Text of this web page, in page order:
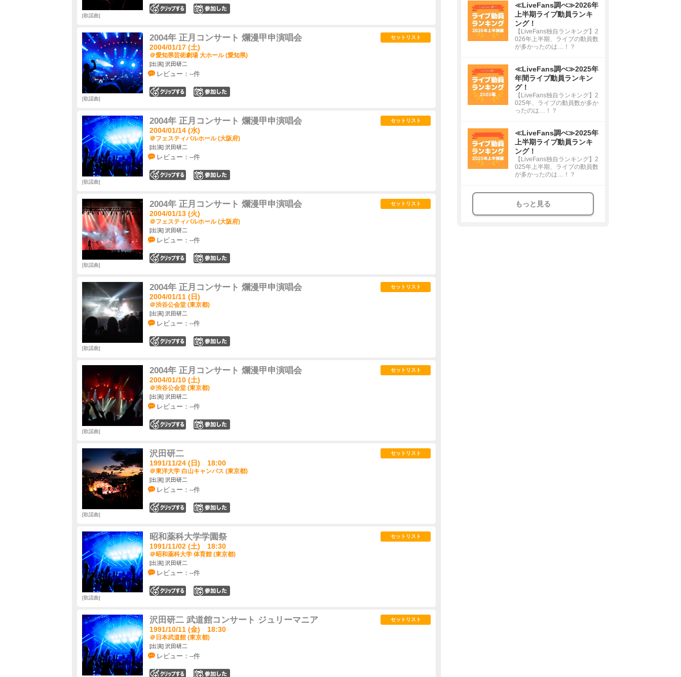
歌謡曲
2004年 正月コンサート 爛漫甲申演唱会
2004/01/17 (土)
＠愛知県芸術劇場 大ホール (愛知県)
[出演] 沢田研二
レビュー：--件
セットリスト
歌謡曲
2004年 正月コンサート 爛漫甲申演唱会
2004/01/14 (水)
＠フェスティバルホール (大阪府)
[出演] 沢田研二
レビュー：--件
セットリスト
歌謡曲
2004年 正月コンサート 爛漫甲申演唱会
2004/01/13 (火)
＠フェスティバルホール (大阪府)
[出演] 沢田研二
レビュー：--件
セットリスト
歌謡曲
2004年 正月コンサート 爛漫甲申演唱会
2004/01/11 (日)
＠渋谷公会堂 (東京都)
[出演] 沢田研二
レビュー：--件
セットリスト
歌謡曲
2004年 正月コンサート 爛漫甲申演唱会
2004/01/10 (土)
＠渋谷公会堂 (東京都)
[出演] 沢田研二
レビュー：--件
セットリスト
歌謡曲
沢田研二
1991/11/24 (日) 18:00
＠東洋大学 白山キャンパス (東京都)
[出演] 沢田研二
レビュー：--件
セットリスト
歌謡曲
昭和薬科大学学園祭
1991/11/02 (土) 18:30
＠昭和薬科大学 体育館 (東京都)
[出演] 沢田研二
レビュー：--件
セットリスト
歌謡曲
沢田研二 武道館コンサート ジュリーマニア
1991/10/11 (金) 18:30
＠日本武道館 (東京都)
[出演] 沢田研二
レビュー：--件
セットリスト
≪LiveFans調べ≫2026年
上半期ライブ動員ランキ
ング！
【LiveFans独自ランキング】2
026年上半期、ライブの動員数
が多かったのは…！？
≪LiveFans調べ≫2025年
年間ライブ動員ランキン
グ！
【LiveFans独自ランキング】2
025年、ライブの動員数が多か
ったのは…！？
≪LiveFans調べ≫2025年
上半期ライブ動員ランキ
ング！
【LiveFans独自ランキング】2
025年上半期、ライブの動員数
が多かったのは…！？
もっと見る